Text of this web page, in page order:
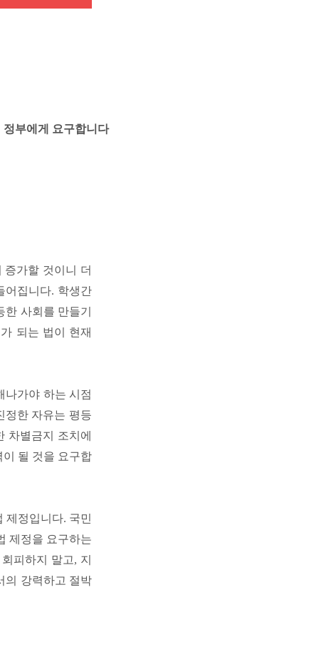
부에게 요구합니다
증가할 것이니 더
어집니다. 학생간
사회를 만들기
되는 법이 현재
나가야 하는 시점
정한 자유는 평등
차별금지 조치에
될 것을 요구합
정입니다. 국민
제정을 요구하는
피하지 말고, 지
의 강력하고 절박